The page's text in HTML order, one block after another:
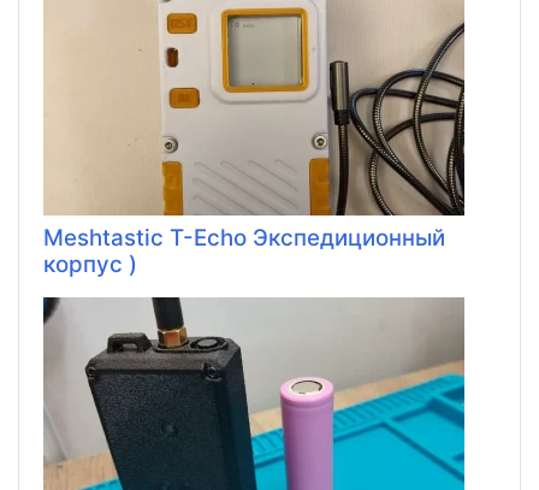
Meshtastic T-Echo Экспедиционный
корпус )